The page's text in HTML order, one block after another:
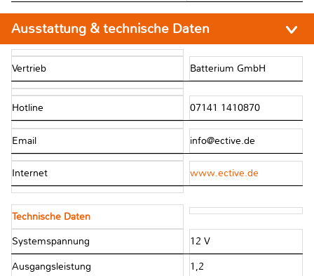
Ausstattung & technische Daten
Vertrieb Batterium GmbH
Hotline 07141 1410870
Email info@ective.de
Internet www.ective.de
Technische Daten
Systemspannung 12 V
Ausgangsleistung 1,2